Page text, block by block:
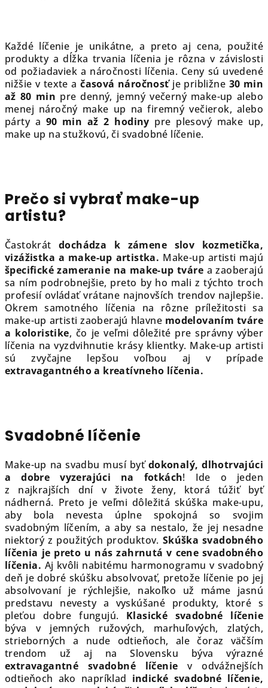
Každé líčenie je unikátne, a preto aj cena, použité
produkty a dĺžka trvania líčenia je rôzna v závislosti
od požiadaviek a náročnosti líčenia. Ceny sú uvedené
nižšie v texte ačasová náročnosťje približne 30 min
až 80 min pre denný, jemný večerný make-up alebo
menej náročný make up na firemný večierok, alebo
párty a 90 min až 2 hodiny pre plesový make up,
make up na stužkovú, či svadobné líčenie.
Prečo si vybrať make-up
artistu?
Častokrátdochádza k zámene slov kozmetička,
vizážistka a make-up artistka. Make-up artisti majú
špecifické zameranie na make-up tváre a zaoberajú
sa ním podrobnejšie, preto by ho mali z týchto troch
profesií ovládať vrátane najnovších trendov najlepšie.
Okrem samotného líčenia na rôzne príležitosti sa
make-up artisti zaoberajú hlavne modelovaním tváre
a koloristike, čo je veľmi dôležité pre správny výber
líčenia na vyzdvihnutie krásy klientky. Make-up artisti
sú zvyčajne lepšou voľbou aj v prípade
extravagantného a kreatívneho líčenia.
Svadobné líčenie
Make-up na svadbu musí byťdokonalý, dlhotrvajúci
a dobre vyzerajúci na fotkách! Ide o jeden
z najkrajších dní v živote ženy, ktorá túžiť byť
nádherná. Preto je veľmi dôležitá skúška make-upu,
aby bola nevesta úplne spokojná so svojim
svadobným líčením, a aby sa nestalo, že jej nesadne
niektorý z použitých produktov. Skúška svadobného
líčenia je preto u nás zahrnutá v cene svadobného
líčenia. Aj kvôli nabitému harmonogramu v svadobný
deň je dobré skúšku absolvovať, pretože líčenie po jej
absolvovaní je rýchlejšie, nakoľko už máme jasnú
predstavu nevesty a vyskúšané produkty, ktoré s
pleťou dobre fungujú. Klasické svadobné líčenie
býva v jemných ružových, marhuľových, zlatých,
strieborných a nude odtieňoch, ale čoraz väčším
trendom už aj na Slovensku býva výrazné
extravagantné svadobné líčenie v odvážnejších
odtieňoch ako napríklad indické svadobné líčenie,